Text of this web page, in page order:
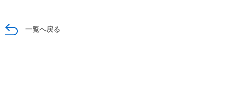
一覧へ戻る